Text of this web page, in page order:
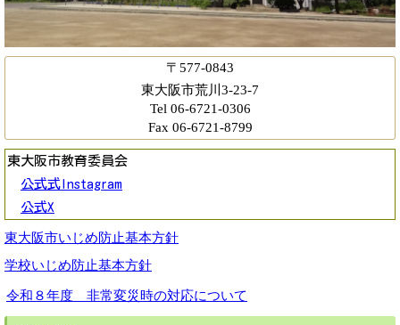
〒577-0843
東大阪市荒川3-23-7
Tel 06-6721-0306
Fax 06-6721-8799
東大阪市教育委員会
公式式Instagram
公式X
東大阪市いじめ防止基本方針
学校いじめ防止基本方針
令和８年度 非常変災時の対応について